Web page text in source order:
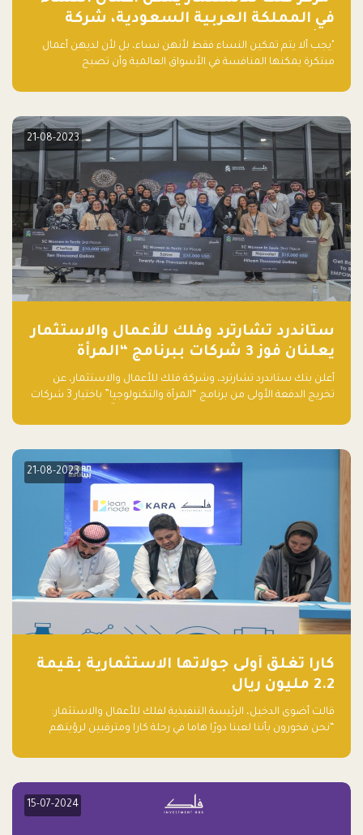
في المملكة العربية السعودية، شركة
ناشئة تلو الأخرى."
"يجب ألا يتم تمكين النساء فقط لأنهن نساء، بل لأن لديهن أعمال
مبتكرة يمكنها المنافسة في الأسواق العالمية وأن تصبح
21-08-2023
ستاندرد تشارترد وفلك للأعمال والاستثمار
يعلنان فوز 3 شركات ببرنامج “المرأة
والتكنولوجيا”
أعلن بنك ستاندرد تشارترد، وشركة فلك للأعمال والاستثمار، عن
تخريج الدفعة الأولى من برنامج “المرأة والتكنولوجيا” باختيار 3 شركات
الأعمال، اللواتي خضعن لبرنامج حاضنة مدته 8 أسابيع، أفكاراً مبتكرة
21-08-2023
كارا تغلق أولى جولاتها الاستثمارية بقيمة
2.2 مليون ريال
قالت أضوى الدخيل، الرئيسة التنفيذية لفلك للأعمال والاستثمار:
“نحن فخورون بأننا لعبنا دورًا هاما في رحلة كارا ومترقبين لرؤيتهم
جيدًا لكوكبنا فحسب، بل إنه جيد أيضًا للأعمال”.
15-07-2024